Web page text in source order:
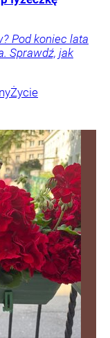
Pod koniec lata
Sprawdź, jak
Życie